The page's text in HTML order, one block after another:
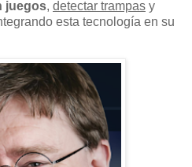
juegos, detectar trampas y
esta tecnología en su